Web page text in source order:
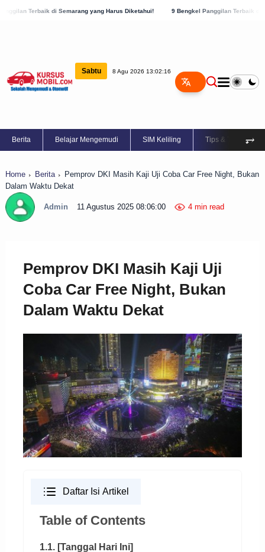
di Semarang yang Harus Diketahui! 9 Bengkel Panggilan Terbaik di Kabupaten
Sabtu 8 Agu 2026 13:02:17
Berita Belajar Mengemudi SIM Keliling Tips & Trik ⥅
Home Berita
Pemprov DKI Masih Kaji Uji Coba Car Free Night, Bukan
Dalam Waktu Dekat
Admin 11 Agustus 2025 08:06:00 4 min read
Pemprov DKI Masih Kaji Uji
Coba Car Free Night, Bukan
Dalam Waktu Dekat
Daftar Isi Artikel
Table of Contents
1.1. [Tanggal Hari Ini]